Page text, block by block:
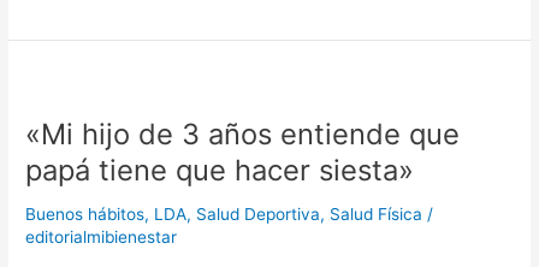
«Mi hijo de 3 años entiende que
papá tiene que hacer siesta»
Buenos hábitos, LDA, Salud Deportiva, Salud Física /
editorialmibienestar
de
años
entiende
que